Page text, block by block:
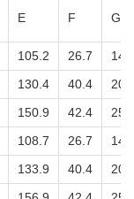
E F G
105.2 26.7
14
130.4 40.4
20
150.9 42.4
25
108.7 26.7
14
133.9 40.4
20